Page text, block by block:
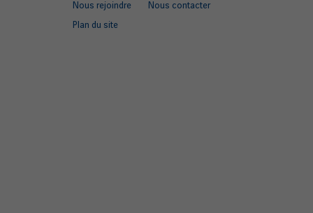
Nous rejoindre
Nous contacter
Plan du site